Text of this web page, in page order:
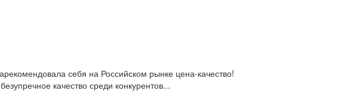
себя на Российском рынке цена-качество!
качество среди конкурентов...